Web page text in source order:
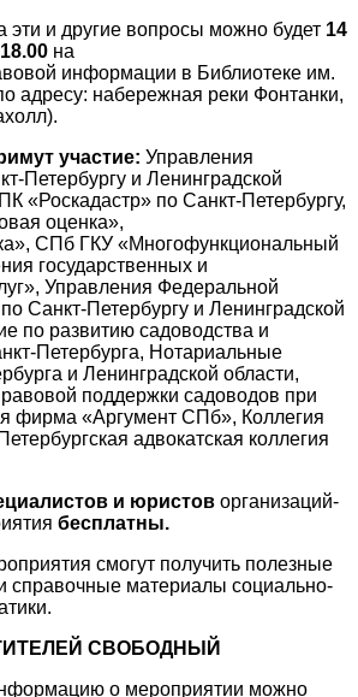
эти и другие вопросы можно будет 14
на
информации в Библиотеке им.
адресу: набережная реки Фонтанки,
участие: Управления
Петербургу и Ленинградской
«Роскадастр» по Санкт-Петербургу,
оценка»,
СПб ГКУ «Многофункциональный
государственных и
Управления Федеральной
Санкт-Петербургу и Ленинградской
по развитию садоводства и
Петербурга, Нотариальные
и Ленинградской области,
поддержки садоводов при
фирма «Аргумент СПб», Коллегия
адвокатская коллегия
и юристов организаций-
бесплатны.
смогут получить полезные
материалы социально-
СВОБОДНЫЙ
о мероприятии можно